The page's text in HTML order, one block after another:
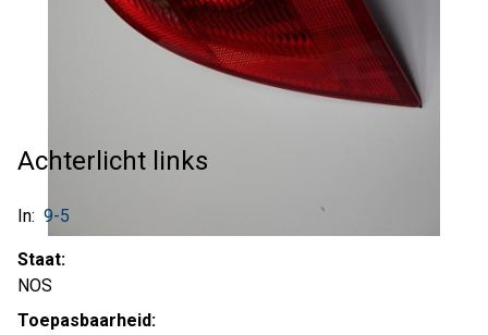
Achterlicht links
In: 9-5
Staat:
NOS
Toepasbaarheid: